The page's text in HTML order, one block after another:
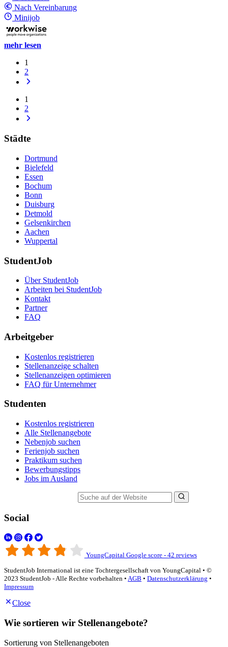
Nach Vereinbarung
Minijob
mehr lesen
1
2
1
2
Städte
Dortmund
Bielefeld
Essen
Bochum
Bonn
Duisburg
Detmold
Gelsenkirchen
Aachen
Wuppertal
StudentJob
Über StudentJob
Arbeiten bei StudentJob
Kontakt
Partner
FAQ
Arbeitgeber
Kostenlos registrieren
Stellenanzeige schalten
Stellenanzeigen optimieren
FAQ für Unternehmer
Studenten
Kostenlos registrieren
Alle Stellenangebote
Nebenjob suchen
Ferienjob suchen
Praktikum suchen
Bewerbungstipps
Jobs im Ausland
Social
YoungCapital Google score - 42 reviews
StudentJob International ist eine Tochtergesellschaft von YoungCapital • ©
2023 StudentJob - Alle Rechte vorbehalten • AGB • Datenschutzerklärung •
Impressum
Close
Wie sortieren wir Stellenangebote?
Sortierung von Stellenangeboten